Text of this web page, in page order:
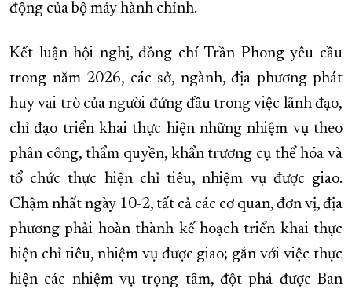
động của bộ máy hành chính.
Kết luận hội nghị, đồng chí Trần Phong yêu cầu
trong năm 2026, các sở, ngành, địa phương phát
huy vai trò của người đứng đầu trong việc lãnh đạo,
chỉ đạo triển khai thực hiện những nhiệm vụ theo
phân công, thẩm quyền, khẩn trương cụ thể hóa và
tổ chức thực hiện chỉ tiêu, nhiệm vụ được giao.
Chậm nhất ngày 10-2, tất cả các cơ quan, đơn vị, địa
phương phải hoàn thành kế hoạch triển khai thực
hiện chỉ tiêu, nhiệm vụ được giao; gắn với việc thực
hiện các nhiệm vụ trọng tâm, đột phá được Ban